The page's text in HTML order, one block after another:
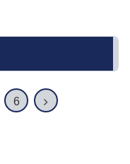
6
次